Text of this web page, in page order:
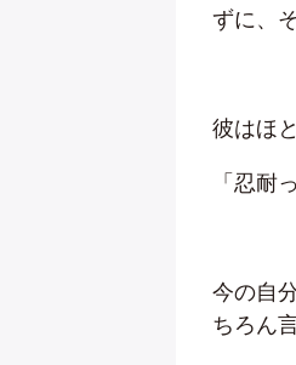
ずに、
彼はほ
「忍耐
今の自
ちろん